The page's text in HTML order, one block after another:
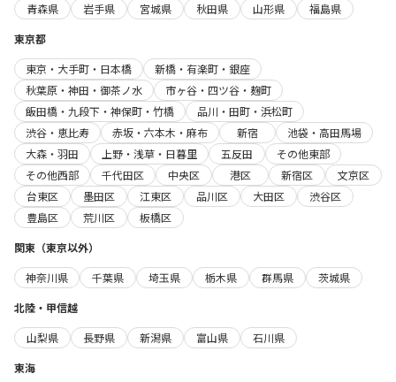
青森県
岩手県 宮城県 秋田県 山形県
福島県
東京都
東京・大手町・日本橋
新橋・有楽町・銀座
秋葉原・神田・御茶ノ水
市ヶ谷・四ツ谷・麹町
飯田橋・九段下・神保町・竹橋
品川・田町・浜松町
渋谷・恵比寿
赤坂・六本木・麻布 新宿
池袋・高田馬場
大森・羽田
上野・浅草・日暮里 五反田
その他東部
その他西部
千代田区 中央区 港区 新宿区
文京区
台東区
墨田区 江東区 品川区 大田区
渋谷区
豊島区
荒川区
板橋区
関東（東京以外）
神奈川県
千葉県 埼玉県 栃木県 群馬県
茨城県
北陸・甲信越
山梨県
長野県 新潟県 富山県
石川県
東海